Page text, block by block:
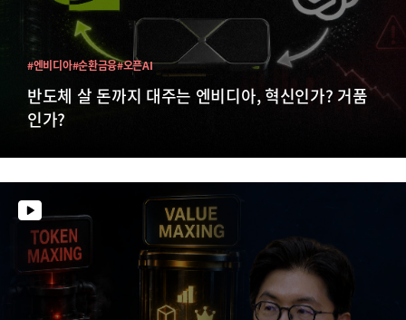
반도체 살 돈까지 대주는 엔비디아, 혁신인가? 거품
인가?
#엔비디아#순환금융#오픈AI